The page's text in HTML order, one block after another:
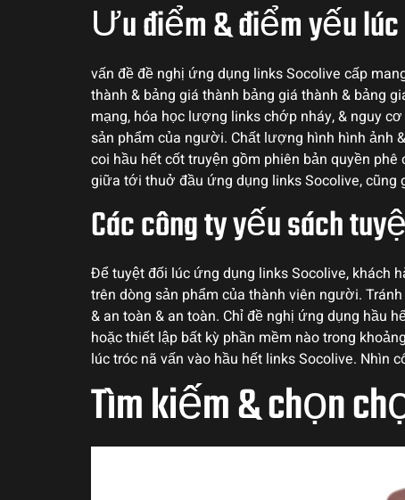
Ưu điểm & điểm yếu lúc
vấn đề đề nghị ứng dụng links Socolive cấp
thành & bảng giá thành bảng giá thành & bảng
mạng, hóa học lượng links chớp nháy, & nguy
sản phẩm của người. Chất lượng hình hình ảnh
coi hầu hết cốt truyện gồm phiên bản quyền
giữa tới thuở đầu ứng dụng links Socolive, cũng
Các công ty yếu sách
Để tuyệt đối lúc ứng dụng links Socolive, khách
trên dòng sản phẩm của thành viên người.
& an toàn & an toàn. Chỉ đề nghị ứng dụng hầu
hoặc thiết lập bất kỳ phần mềm nào trong
lúc tróc nã vấn vào hầu hết links Socolive. Nhìn
Tìm kiếm & chọn